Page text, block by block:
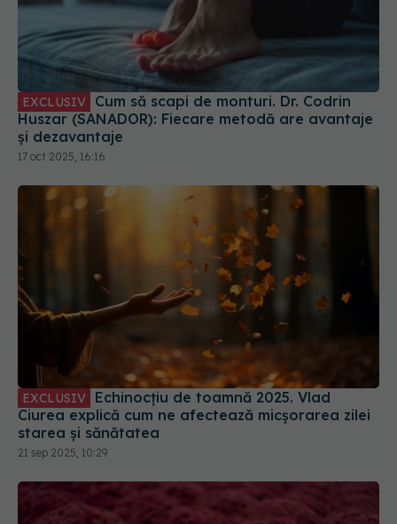
EXCLUSIV
Huszar (SANADOR): Fiecare metodă are avantaje
și dezavantaje
17 oct 2025, 16:16
EXCLUSIV
Ciurea explică cum ne afectează micșorarea zilei
starea și sănătatea
21 sep 2025, 10:29